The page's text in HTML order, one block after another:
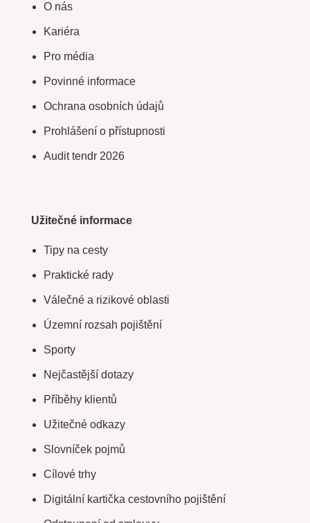
O nás
Kariéra
Pro média
Povinné informace
Ochrana osobních údajů
Prohlášení o přístupnosti
Audit tendr 2026
Užitečné informace
Tipy na cesty
Praktické rady
Válečné a rizikové oblasti
Územní rozsah pojištění
Sporty
Nejčastější dotazy
Příběhy klientů
Užitečné odkazy
Slovníček pojmů
Cílové trhy
Digitální kartička cestovního pojištění